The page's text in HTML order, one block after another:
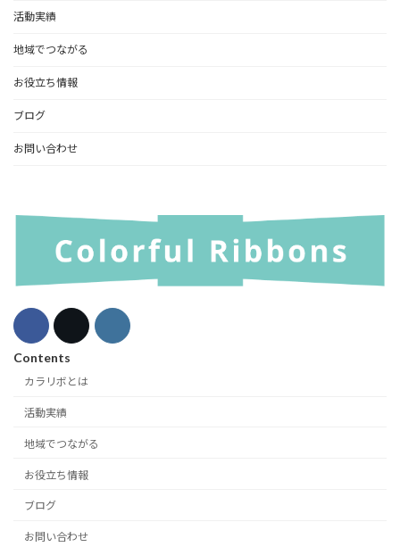
活動実績
地域でつながる
お役立ち情報
ブログ
お問い合わせ
Contents
カラリボとは
活動実績
地域でつながる
お役立ち情報
ブログ
お問い合わせ